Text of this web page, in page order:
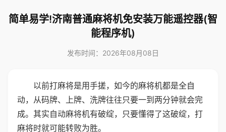
简单易学!济南普通麻将机免安装万能遥控器(智
能程序机)
发布时间：2026年08月08日
以前打麻将是用手搓，如今的麻将机都是全自
动，从码牌、上牌、洗牌往往只要一到两分钟就会完
成。其实自动麻将机有破绽，只要懂得了这破绽，打
麻将时就可能转败为胜。